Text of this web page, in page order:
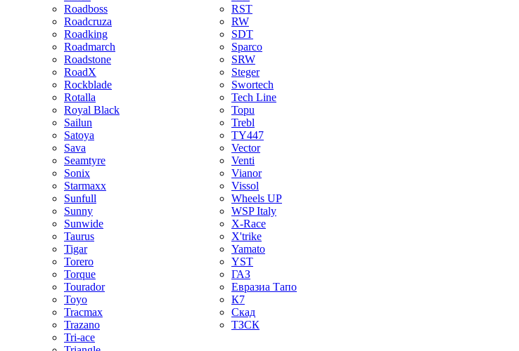
Roadboss
Roadcruza
Roadking
Roadmarch
Roadstone
RoadX
Rockblade
Rotalla
Royal Black
Sailun
Satoya
Sava
Seamtyre
Sonix
Starmaxx
Sunfull
Sunny
Sunwide
Taurus
Tigar
Torero
Torque
Tourador
Toyo
Tracmax
Trazano
Tri-ace
RST
RW
SDT
Sparco
SRW
Steger
Swortech
Tech Line
Topu
Trebl
TY447
Vector
Venti
Vianor
Vissol
Wheels UP
WSP Italy
X-Race
X'trike
Yamato
YST
ГАЗ
Евразиа Тапо
К7
Скад
ТЗСК